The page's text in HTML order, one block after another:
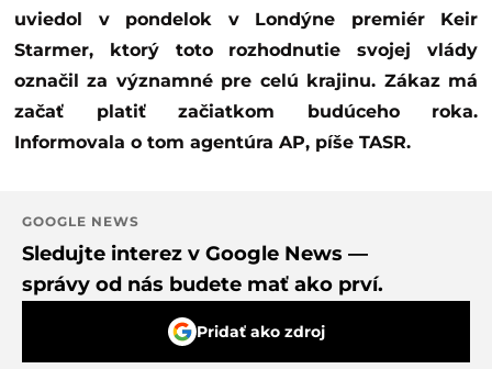
uviedol v pondelok v Londýne premiér Keir
Starmer, ktorý toto rozhodnutie svojej vlády
označil za významné pre celú krajinu. Zákaz má
začať platiť začiatkom budúceho roka.
Informovala o tom agentúra AP, píše TASR.
GOOGLE NEWS
Sledujte interez v Google News —
správy od nás budete mať ako prví.
Pridať ako zdroj